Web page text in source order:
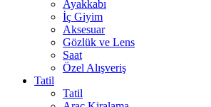
Ayakkabı
İç Giyim
Aksesuar
Gözlük ve Lens
Saat
Özel Alışveriş
Tatil
Tatil